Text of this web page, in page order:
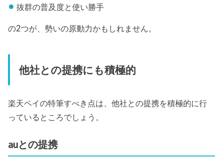
抜群の普及度と使い勝手
の2つが、勢いの原動力かもしれません。
他社との提携にも積極的
楽天ペイの特筆すべき点は、他社との提携を積極的に行
っているところでしょう。
auとの提携